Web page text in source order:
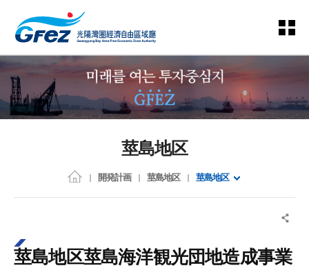
莖島地区
開発計画 莖島地区 莖島地区
莖島地区莖島海洋観光団地造成事業